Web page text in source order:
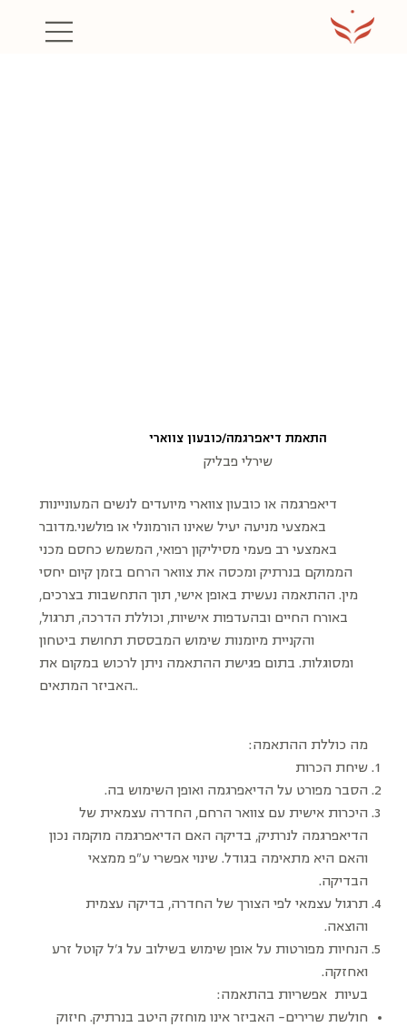
התאמת דיאפרגמה/כובעון צווארי
שירלי פבליק
דיאפרגמה או כובעון צווארי מיועדים לנשים המעוניינות
באמצעי מניעה יעיל שאינו הורמונלי או פולשני.מדובר
באמצעי רב פעמי מסיליקון רפואי, המשמש כחסם מכני
הממוקם בנרתיק ומכסה את צוואר הרחם בזמן קיום יחסי
מין. ההתאמה נעשית באופן אישי, תוך התחשבות בצרכים,
באורח החיים ובהעדפות אישיות, וכוללת הדרכה, תרגול,
והקניית מיומנות שימוש המבססת תחושת ביטחון
ומסוגלות. בתום פגישת ההתאמה ניתן לרכוש במקום את
האביזר המתאים..
מה כוללת ההתאמה:
שיחת הכרות
הסבר מפורט על הדיאפרגמה ואופן השימוש בה.
היכרות אישית עם צוואר הרחם, החדרה עצמאית של
הדיאפרגמה לנרתיק, בדיקה האם הדיאפרגמה מוקמה נכון
והאם היא מתאימה בגודל. שינוי אפשרי ע"פ ממצאי
הבדיקה.
תרגול עצמאי לפי הצורך של החדרה, בדיקה עצמית
והוצאה.
הנחיות מפורטות על אופן שימוש בשילוב על ג'ל קוטל זרע
ואחזקה.
בעיות אפשריות בהתאמה:
חולשת שרירים- האביזר אינו מוחזק היטב בנרתיק. חיזוק